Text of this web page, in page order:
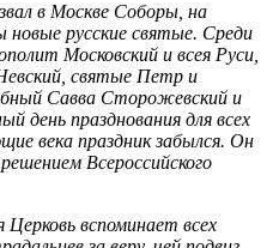
в Москве Соборы, на
новые русские святые. Среди
Московский и всея Руси,
святые Петр и
Савва Сторожевский и
день празднования для всех
века праздник забылся. Он
Всероссийского
Церковь вспоминает всех